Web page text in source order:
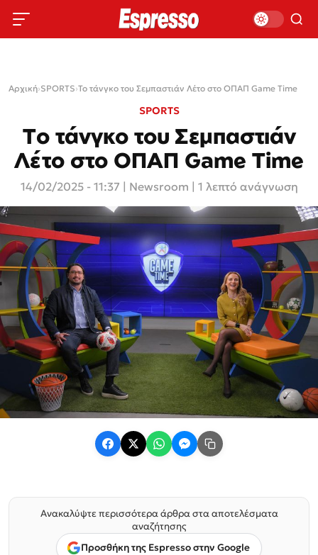
Αρχική›SPORTS›Το τάνγκο του Σεμπαστιάν Λέτο στο ΟΠΑΠ Game Time
SPORTS
Το τάνγκο του Σεμπαστιάν
Λέτο στο ΟΠΑΠ Game Time
14/02/2025 - 11:37 Newsroom | 1 λεπτό ανάγνωση
Ανακαλύψτε περισσότερα άρθρα στα αποτελέσματα
αναζήτησης
Προσθήκη της Espresso στην Google